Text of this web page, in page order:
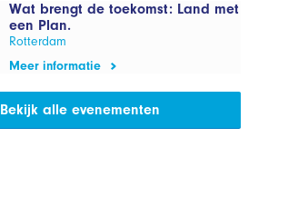
Wat brengt de toekomst: Land met
een Plan.
Rotterdam
Meer informatie
Bekijk alle evenementen